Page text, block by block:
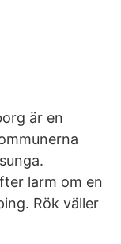
är en
larm om en
Rök väller